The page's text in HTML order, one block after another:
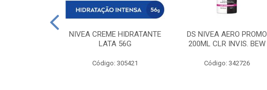
NIVEA CREME HIDRATANTE
LATA 56G
Código: 305421
DS NIVEA AERO PROMO
200ML CLR INVIS. BEW
Código: 342726